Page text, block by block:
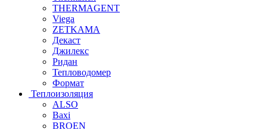
THERMAGENT
Viega
ZETKAMA
Декаст
Джилекс
Ридан
Тепловодомер
Формат
Теплоизоляция
ALSO
Baxi
BROEN